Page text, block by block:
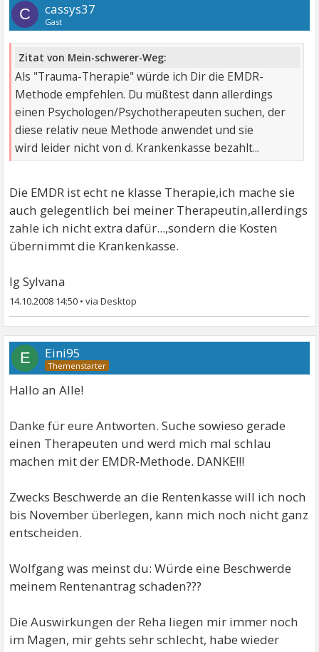
C cassys37
Gast
Zitat von Mein-schwerer-Weg:
Als "Trauma-Therapie" würde ich Dir die EMDR-
Methode empfehlen. Du müßtest dann allerdings
einen Psychologen/Psychotherapeuten suchen, der
diese relativ neue Methode anwendet und sie
wird leider nicht von d. Krankenkasse bezahlt...
Die EMDR ist echt ne klasse Therapie,ich mache sie
auch gelegentlich bei meiner Therapeutin,allerdings
zahle ich nicht extra dafür...,sondern die Kosten
übernimmt die Krankenkasse.
lg Sylvana
14.10.2008 14:50 •
E Eini95
Hallo an Alle!
Danke für eure Antworten. Suche sowieso gerade
einen Therapeuten und werd mich mal schlau
machen mit der EMDR-Methode. DANKE!!!
Zwecks Beschwerde an die Rentenkasse will ich noch
bis November überlegen, kann mich noch nicht ganz
entscheiden.
Wolfgang was meinst du: Würde eine Beschwerde
meinem Rentenantrag schaden???
Die Auswirkungen der Reha liegen mir immer noch
im Magen, mir gehts sehr schlecht, habe wieder